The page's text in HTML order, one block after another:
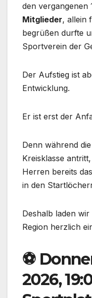
den vergangenen
Mitglieder, allein
begrüßen durfte
Sportverein der
Der Aufstieg ist
Entwicklung.
Er ist erst der
Denn während
Kreisklasse
Herren bereits
in den
Deshalb laden
Region herzlich
⚽
2026,